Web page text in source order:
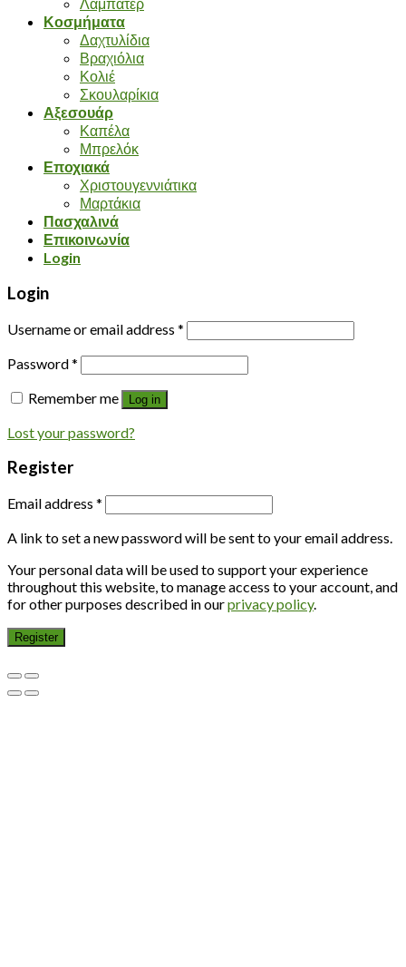
Λαμπατέρ
Κοσμήματα
Δαχτυλίδια
Βραχιόλια
Κολιέ
Σκουλαρίκια
Αξεσουάρ
Καπέλα
Μπρελόκ
Εποχιακά
Χριστουγεννιάτικα
Μαρτάκια
Πασχαλινά
Επικοινωνία
Login
Login
Username or email address *
Password*
Remember me
Log in
Lost your password?
Register
Email address *
A link to set a new password will be sent to your email address.
Your personal data will be used to support your experience
throughout this website, to manage access to your account, and
for other purposes described in ourprivacy policy.
Register